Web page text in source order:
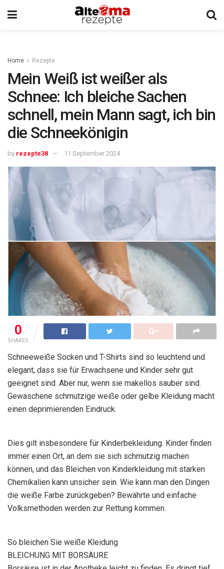
Home Rezepte
Mein Weiß ist weißer als
Schnee: Ich bleiche Sachen
schnell, mein Mann sagt, ich bin
die Schneekönigin
by rezepte38 11 September 2024
0
SHARES
Schneeweiße Socken und T-Shirts sind so leuchtend und
elegant, dass sie für Erwachsene und Kinder sehr gut
geeignet sind. Aber nur, wenn sie makellos sauber sind.
Gewaschene schmutzige weiße oder gelbe Kleidung macht
einen deprimierenden Eindruck.
Dies gilt insbesondere für Kinderbekleidung. Kinder finden
immer einen Ort, an dem sie sich schmutzig machen
können, und das Bleichen von Kinderkleidung mit starken
Chemikalien kann unsicher sein. Wie kann man den Dingen
die weiße Farbe zurückgeben? Bewährte und einfache
Volksmethoden werden zur Rettung kommen.
So bleichen Sie weiße Kleidung
BLEICHUNG MIT BORSÄURE